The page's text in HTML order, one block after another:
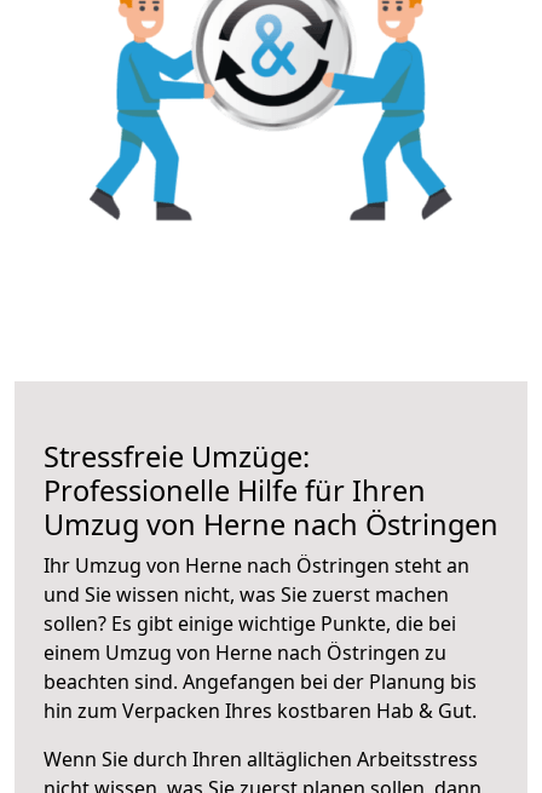
Stressfreie Umzüge:
Professionelle Hilfe für Ihren
Umzug von Herne nach Östringen
Ihr Umzug von Herne nach Östringen steht an
und Sie wissen nicht, was Sie zuerst machen
sollen? Es gibt einige wichtige Punkte, die bei
einem Umzug von Herne nach Östringen zu
beachten sind. Angefangen bei der Planung bis
hin zum Verpacken Ihres kostbaren Hab & Gut.
Wenn Sie durch Ihren alltäglichen Arbeitsstress